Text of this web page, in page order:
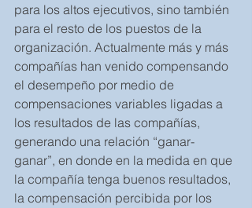
para los altos ejecutivos, sino también
para el resto de los puestos de la
organización. Actualmente más y más
compañías han venido compensando
el desempeño por medio de
compensaciones variables ligadas a
los resultados de las compañías,
generando una relación “ganar-
ganar”, en donde en la medida en que
la compañía tenga buenos resultados,
la compensación percibida por los